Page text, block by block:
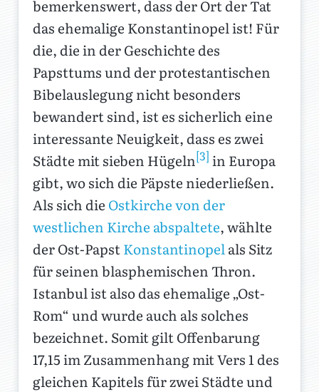
bemerkenswert, dass der Ort der Tat
das ehemalige Konstantinopel ist! Für
die, die in der Geschichte des
Papsttums und der protestantischen
Bibelauslegung nicht besonders
bewandert sind, ist es sicherlich eine
interessante Neuigkeit, dass es zwei
Städte mit sieben Hügeln[3] in Europa
gibt, wo sich die Päpste niederließen.
Als sich die Ostkirche von der
westlichen Kirche abspaltete, wählte
der Ost-PapstKonstantinopelals Sitz
für seinen blasphemischen Thron.
Istanbul ist also das ehemalige „Ost-
Rom“ und wurde auch als solches
bezeichnet. Somit gilt Offenbarung
17,15 im Zusammenhang mit Vers 1 des
gleichen Kapitels für zwei Städte und